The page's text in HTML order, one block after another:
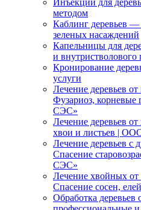
Инъекции для
методом
Каблинг деревьев —
зеленых насаждений
Капельницы для
и
Кронирование
услуги
Лечение деревьев
Фузариоз,
СЭС»
Лечение деревьев
хвои и листьев |
Лечение деревьев с
Спасение
СЭС»
Лечение хвойных
Спасение сосен,
Обработка деревьев